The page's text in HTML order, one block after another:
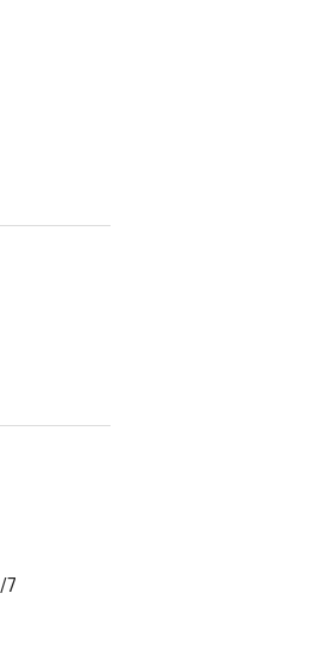
6800(OC)/6600(OC)/